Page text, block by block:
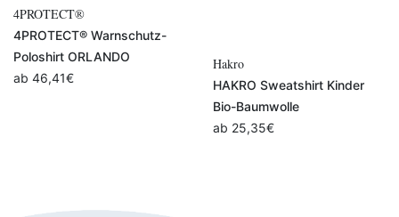
Hakro
HAKRO Sweatshirt Kinder
Kinder T-Shirt Weinheim
Koordinaten Standort
(Druckfarbe schwarz)
ab 19,90€